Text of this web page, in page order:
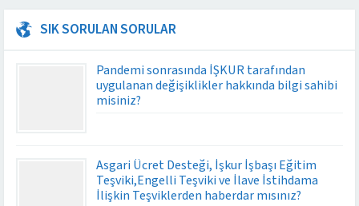
SIK SORULAN SORULAR
Pandemi sonrasında İŞKUR tarafından
uygulanan değişiklikler hakkında bilgi sahibi
misiniz?
Asgari Ücret Desteği, İşkur İşbaşı Eğitim
Teşviki,Engelli Teşviki ve İlave İstihdama
İlişkin Teşviklerden haberdar mısınız?